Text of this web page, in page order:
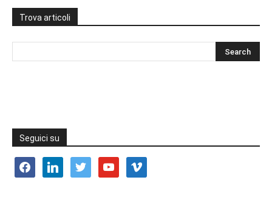
Trova articoli
Seguici su
facebooklinkedin twitter youtube vimeo